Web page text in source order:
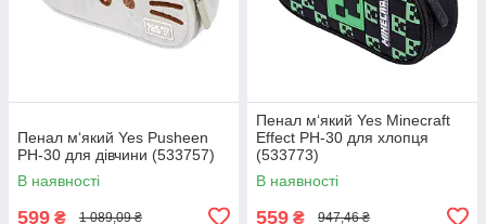
Пенал м‘який Yes Pusheen
PH-30 для дівчини (533757)
В наявності
599 ₴ 1 089,09 ₴
Пенал м‘який Yes Minecraft
Effect PH-30 для хлопця
(533773)
В наявності
559 ₴ 947,46 ₴